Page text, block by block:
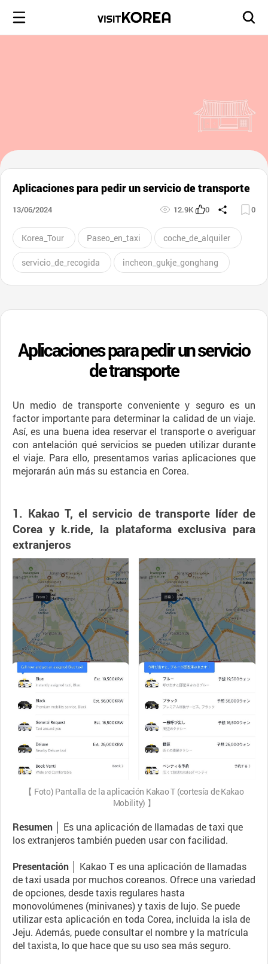
Aplicaciones para pedir un servicio de transporte
13/06/2024 12.9K 0 0
Korea_Tour Paseo_en_taxi coche_de_alquiler
servicio_de_recogida incheon_gukje_gonghang
Aplicaciones para pedir un servicio
de transporte
Un medio de transporte conveniente y seguro es un
factor importante para determinar la calidad de un viaje.
Así, es una buena idea reservar el transporte o averiguar
con antelación qué servicios se pueden utilizar durante
el viaje. Para ello, presentamos varias aplicaciones que
mejorarán aún más su estancia en Corea.
1. Kakao T, el servicio de transporte líder de
Corea y k.ride, la plataforma exclusiva para
extranjeros
【 Foto) Pantalla de la aplicación Kakao T (cortesía de Kakao
Mobility) 】
Resumen │ Es una aplicación de llamadas de taxi que
los extranjeros también pueden usar con facilidad.
Presentación │ Kakao T es una aplicación de llamadas
de taxi usada por muchos coreanos. Ofrece una variedad
de opciones, desde taxis regulares hasta
monovolúmenes (minivanes) y taxis de lujo. Se puede
utilizar esta aplicación en toda Corea, incluida la isla de
Jeju. Además, puede consultar el nombre y la matrícula
del taxista, lo que hace que su uso sea más seguro.